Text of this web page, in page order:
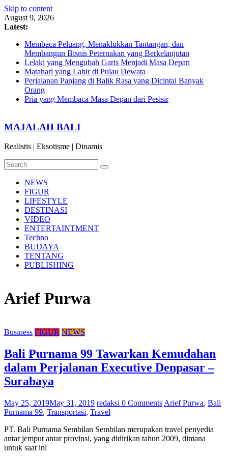
Skip to content
August 9, 2026
Latest:
Membaca Peluang, Menaklukkan Tantangan, dan
Membangun Bisnis Peternakan yang Berkelanjutan
Lelaki yang Mengubah Garis Menjadi Masa Depan
Matahari yang Lahir di Pulau Dewata
Perjalanan Panjang di Balik Rasa yang Dicintai Banyak
Orang
Pria yang Membaca Masa Depan dari Pesisir
MAJALAH BALI
Realistis | Eksotisme | Dinamis
NEWS
FIGUR
LIFESTYLE
DESTINASI
VIDEO
ENTERTAINTMENT
Techno
BUDAYA
TENTANG
PUBLISHING
Arief Purwa
Business FIGUR NEWS
Bali Purnama 99 Tawarkan Kemudahan
dalam Perjalanan Executive Denpasar –
Surabaya
May 25, 2019May 31, 2019 redaksi 0 Comments Arief Purwa, Bali
Purnama 99, Transportasi, Travel
PT. Bali Purnama Sembilan Sembilan merupakan travel penyedia
antar jemput antar provinsi, yang didirikan tahun 2009, dimana
untuk saat ini